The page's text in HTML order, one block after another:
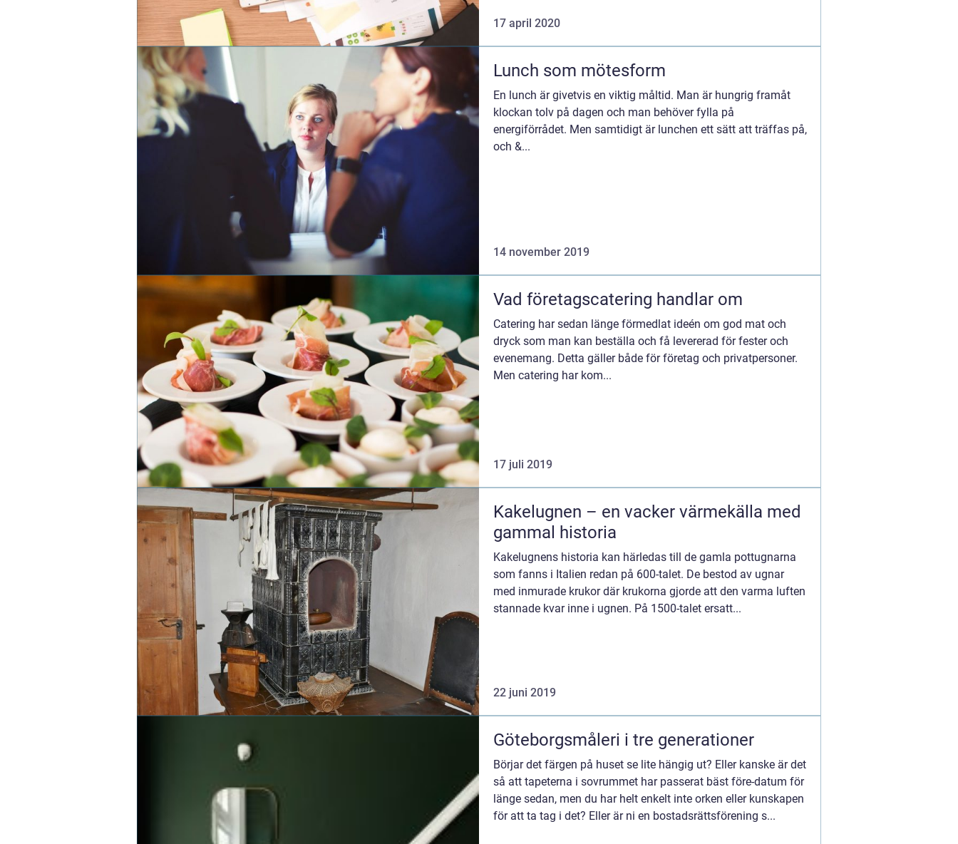
17 april 2020
Lunch som mötesform
En lunch är givetvis en viktig måltid. Man är hungrig framåt
klockan tolv på dagen och man behöver fylla på
energiförrådet. Men samtidigt är lunchen ett sätt att träffas på,
och &...
14 november 2019
Vad företagscatering handlar om
Catering har sedan länge förmedlat ideén om god mat och
dryck som man kan beställa och få levererad för fester och
evenemang. Detta gäller både för företag och privatpersoner.
Men catering har kom...
17 juli 2019
Kakelugnen – en vacker värmekälla med
gammal historia
Kakelugnens historia kan härledas till de gamla pottugnarna
som fanns i Italien redan på 600-talet. De bestod av ugnar
med inmurade krukor där krukorna gjorde att den varma luften
stannade kvar inne i ugnen. På 1500-talet ersatt...
22 juni 2019
Göteborgsmåleri i tre generationer
Börjar det färgen på huset se lite hängig ut? Eller kanske är det
så att tapeterna i sovrummet har passerat bäst före-datum för
länge sedan, men du har helt enkelt inte orken eller kunskapen
för att ta tag i det? Eller är ni en bostadsrättsförening s...